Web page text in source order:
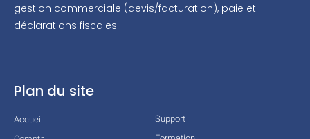
gestion commerciale (devis/facturation), paie et
déclarations fiscales.
Plan du site
Accueil
Support